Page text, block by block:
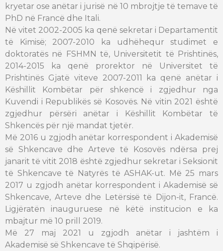
kryetar ose anëtar i jurisë në 10 mbrojtje të temave të
PhD në Francë dhe Itali.
Në vitet 2002-2005 ka qenë sekretar i Departamentit
të Kimisë; 2007-2010 ka udhëhequr studimet e
doktoratës në FSHMN të, Universitetit të Prishtinës,
2014-2015 ka qenë prorektor në Universitet të
Prishtinës Gjatë viteve 2007-2011 ka qenë anëtar i
Këshillit Kombëtar për shkencë i zgjedhur nga
Kuvendi i Republikës së Kosovës. Në vitin 2021 është
zgjedhur përsëri anëtar i Këshillit Kombëtar të
Shkencës për një mandat tjetër.
Më 2016 u zgjodh anëtar korrespondent i Akademisë
së Shkencave dhe Arteve të Kosovës ndërsa prej
janarit të vitit 2018 është zgjedhur sekretar i Seksionit
të Shkencave të Natyrës të ASHAK-ut. Më 25 mars
2017 u zgjodh anëtar korrespondent i Akademisë së
Shkencave, Arteve dhe Letërsisë të Dijon-it, Francë.
Ligjëratën inauguruese në këtë institucion e ka
mbajtur më 10 prill 2019.
Më 27 maj 2021 u zgjodh anëtar i jashtëm i
Akademisë së Shkencave të Shqipërisë.